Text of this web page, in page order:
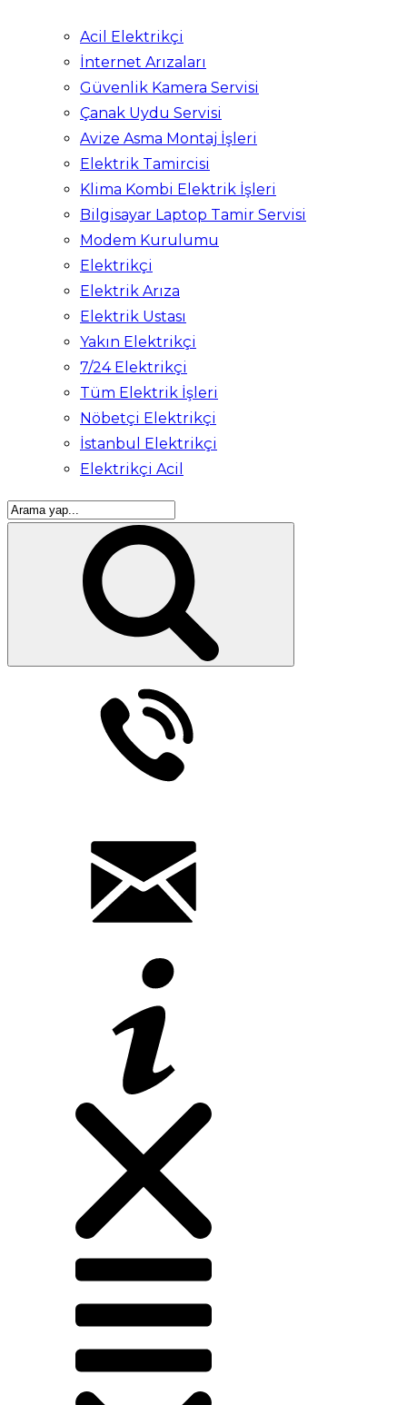
Acil Elektrikçi
İnternet Arızaları
Güvenlik Kamera Servisi
Çanak Uydu Servisi
Avize Asma Montaj İşleri
Elektrik Tamircisi
Klima Kombi Elektrik İşleri
Bilgisayar Laptop Tamir Servisi
Modem Kurulumu
Elektrikçi
Elektrik Arıza
Elektrik Ustası
Yakın Elektrikçi
7/24 Elektrikçi
Tüm Elektrik İşleri
Nöbetçi Elektrikçi
İstanbul Elektrikçi
Elektrikçi Acil